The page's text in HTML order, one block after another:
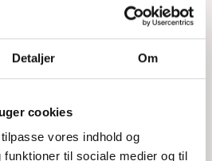
Detaljer Om
cookies
vores indhold og
til sociale medier og til
dit bidrag til os. Indberetninger til SKAT
nr., jf. skattekontrolloven, og det er
vores hjemmeside, har vi brug for at
som du selv afgiver til brug for fx
til formålet med